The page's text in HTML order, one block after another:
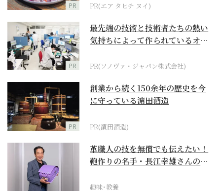
PR PR(エア タヒチ ヌイ)
PR
最先端の技術と技術者たちの熱い
気持ちによって作られているオー
PR(ソノヴァ・ジャパン株式会社)
PR
創業から続く150余年の歴史を今
に守っている濵田酒造
PR(濵田酒造)
革職人の技を無償でも伝えたい！
鞄作りの名手・長江幸雄さんの第
趣味･教養